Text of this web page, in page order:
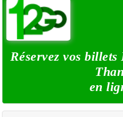
Réservez vos
en